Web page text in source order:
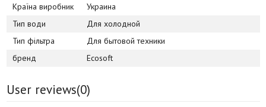
Країна виробник
Украина
Тип води
Для холодной
Тип фільтра
Для бытовой техники
бренд
Ecosoft
User reviews(0)